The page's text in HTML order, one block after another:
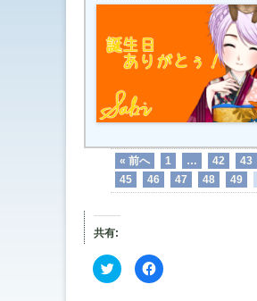
« 前へ 1 … 42 43
45
46 47 48 49
共有:
ク
リ
F
a